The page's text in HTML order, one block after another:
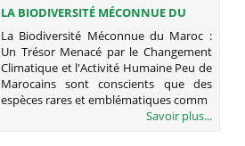
LA BIODIVERSITÉ MÉCONNUE DU
MAROC : UN TRÉSOR MENACÉ PAR LE
CHANGEMENT CLIMATIQUE ET
L'ACTIVITÉ HUMAINE
La Biodiversité Méconnue du Maroc :
Un Trésor Menacé par le Changement
Climatique et l'Activité Humaine Peu de
Marocains sont conscients que des
espèces rares et emblématiques comm
Savoir plus...